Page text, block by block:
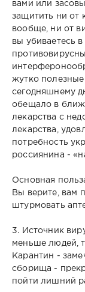
вами или
защитить ни от
вообще, ни от
вы убиваетесь
жутко полезные
сегодняшнему
обещало в
лекарства с
лекарства,
потребность
россиянина -
Основная
Вы верите, вам
штурмовать
3. Источник
меньше людей,
Карантин -
сборища -
пойти лишний